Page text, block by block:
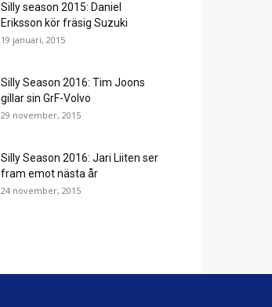
Silly season 2015: Daniel
Eriksson kör fräsig Suzuki
19 januari, 2015
Silly Season 2016: Tim Joons
gillar sin GrF-Volvo
29 november, 2015
Silly Season 2016: Jari Liiten ser
fram emot nästa år
24 november, 2015